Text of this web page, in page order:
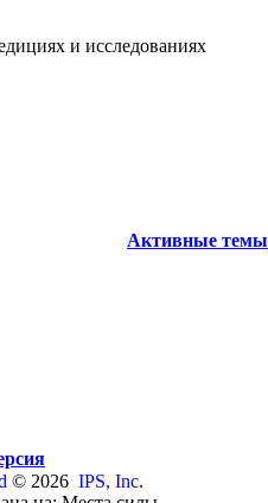
и исследованиях
Активные темы
© 2026 IPS, Inc.